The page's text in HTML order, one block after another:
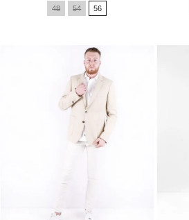
48 54 56